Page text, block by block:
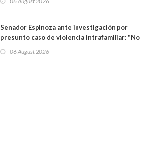
Senador Espinoza ante investigación por
presunto caso de violencia intrafamiliar: "No
antecedentes a Tribunal Supremo
06 August 2026